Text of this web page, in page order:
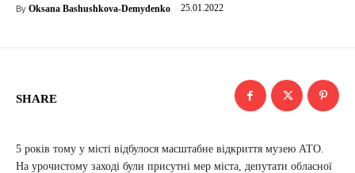
By Oksana Bashushkova-Demydenko 25.01.2022
SHARE
5 років тому у місті відбулося масштабне відкриття музею АТО.
На урочистому заході були присутні мер міста, депутати обласної